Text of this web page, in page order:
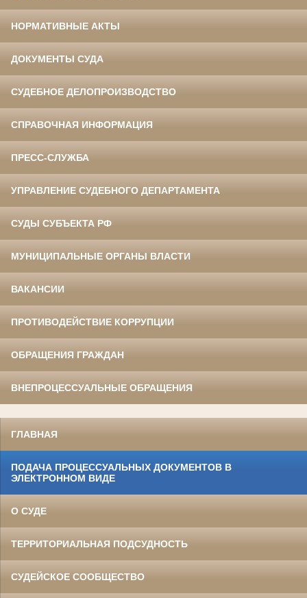
НОРМАТИВНЫЕ АКТЫ
ДОКУМЕНТЫ СУДА
СУДЕБНОЕ ДЕЛОПРОИЗВОДСТВО
СПРАВОЧНАЯ ИНФОРМАЦИЯ
ПРЕСС-СЛУЖБА
УПРАВЛЕНИЕ СУДЕБНОГО ДЕПАРТАМЕНТА
СУДЫ СУБЪЕКТА РФ
МУНИЦИПАЛЬНЫЕ ОРГАНЫ ВЛАСТИ
ВАКАНСИИ
ПРОТИВОДЕЙСТВИЕ КОРРУПЦИИ
ОБРАЩЕНИЯ ГРАЖДАН
ВНЕПРОЦЕССУАЛЬНЫЕ ОБРАЩЕНИЯ
ГЛАВНАЯ
ПОДАЧА ПРОЦЕССУАЛЬНЫХ ДОКУМЕНТОВ В
ЭЛЕКТРОННОМ ВИДЕ
О СУДЕ
ТЕРРИТОРИАЛЬНАЯ ПОДСУДНОСТЬ
СУДЕЙСКОЕ СООБЩЕСТВО